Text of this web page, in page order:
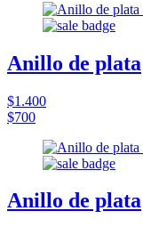
Anillo de plata
$1.400
$700
Anillo de plata